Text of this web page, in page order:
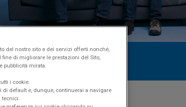
Contattaci Acquista FAQ
del nostro sito e dei servizi offerti nonché,
di migliorare le prestazioni del Sito,
pubblicità mirata.
i cookie.
default e, dunque, continuerai a navigare
tecnici.